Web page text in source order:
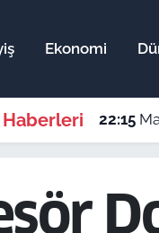
Ekonomi
Haberleri 22:15